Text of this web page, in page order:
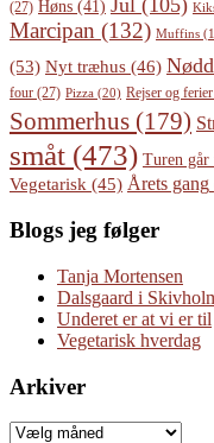
(27) Høns (41) Jul (105)
Marcipan (132) Muffins
(53) Nyt træhus (46)
four (27) Pizza (20) Rejser og ferier
Sommerhus (179)
småt (473) Turen
Vegetarisk (45) Årets gang
Blogs jeg følger
Tanja Mortensen
Dalsgaard i
Underet er at vi er til
Vegetarisk hverdag
Arkiver
Arkiver